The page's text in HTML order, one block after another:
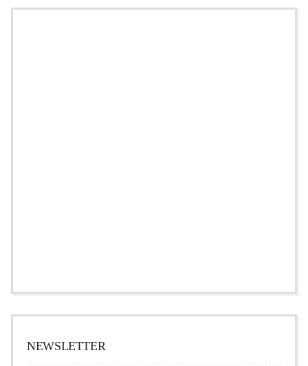
NEWSLETTER